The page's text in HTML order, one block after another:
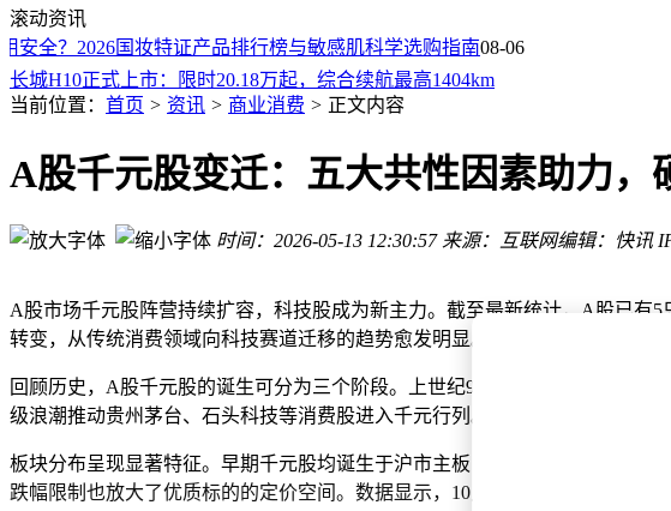
滚动资讯
全？2026国妆特证产品排行榜与敏感肌科学选购指南08-06
宇通客车2026年7月销量分化：大型客车增长 中型轻型客车下滑
仰望全球高定中心启幕 U8L鼎藏版上市 携四大主题定制套装开启高端定制新篇
长城H10正式上市：限时20.18万起，综合续航最高1404km
东方甄选郑州店：锚定中原构建战略支点，打造社区便民服务新样本
于东来公布胖东来新规划：未来三年聚焦发展，2030年后转向文化研究分享
交个朋友中期净利润预增，同比涨幅达52.6%至65.0%
双飞燕点亮新征程！东风风神L系三车齐发 重新定义家用好车标准
经典重生！奥迪A2 e-tron携高效电驱与双向充电今秋焕新登场
当前位置： 首页 > 资讯 > 商业消费 > 正文内容
A股千元股变迁：五大共性因素助力，
时间：2026-05-13 12:30:57 来源：互联网编辑：快讯
A股市场千元股阵营持续扩容，科技股成为新主力。截至最新统计，A股已有
转变，从传统消费领域向科技赛道迁移的趋势愈发明显。
回顾历史，A股千元股的诞生可分为三个阶段。上世纪90年代初，飞乐股份
级浪潮推动贵州茅台、石头科技等消费股进入千元行列。当前阶段，AI技术
板块分布呈现显著特征。早期千元股均诞生于沪市主板，而近五年新增的7
跌幅限制也放大了优质标的的定价空间。数据显示，10只千元股中有6只通过注